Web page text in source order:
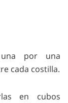
una por una
cada costilla.
en cubos